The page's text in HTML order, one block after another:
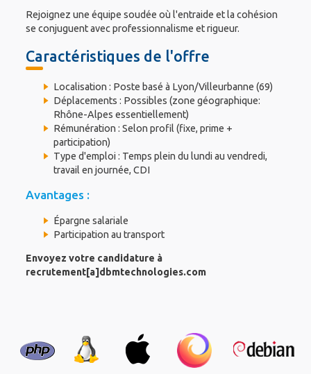
Rejoignez une équipe soudée où l'entraide et la cohésion
se conjuguent avec professionnalisme et rigueur.
Caractéristiques de l'offre
Localisation : Poste basé à Lyon/Villeurbanne (69)
Déplacements : Possibles (zone géographique:
Rhône-Alpes essentiellement)
Rémunération : Selon profil (fixe, prime +
participation)
Type d'emploi : Temps plein du lundi au vendredi,
travail en journée, CDI
Avantages :
Épargne salariale
Participation au transport
Envoyez votre candidature à
recrutement[a]dbmtechnologies.com